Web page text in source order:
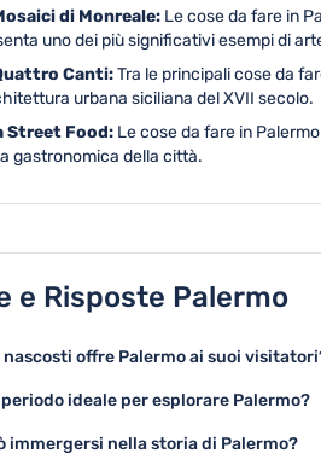
di Monreale: Le cose da fare in
uno dei più significativi esempi di
Canti:Tra le principali cose da
urbana siciliana del XVII secolo.
Street Food: Le cose da fare in
gastronomica della città.
e Risposte Palermo
offre Palermo ai suoi
attrazioni straordinarie come la
e il mercato di Ballarò, offrendo un
ideale per esplorare Palermo?
e l'autunno sono le stagioni migliori per
affollamento turistico, permettendo di
immergersi nella storia di Palermo?